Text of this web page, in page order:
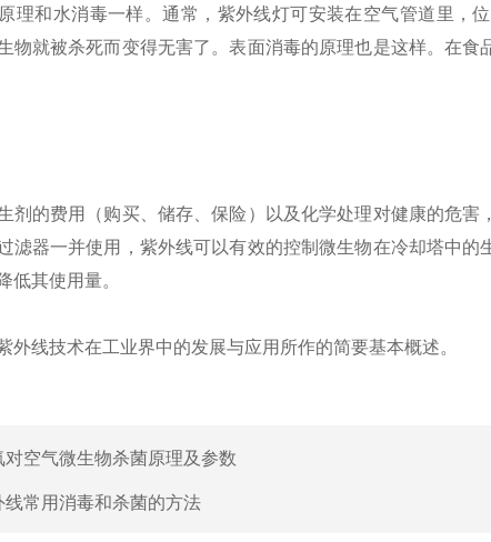
和水消毒一样。通常，紫外线灯可安装在空气管道里，
物就被杀死而变得无害了。表面消毒的原理也是这样。在
的费用（购买、储存、保险）以及化学处理对健康的危害
滤器一并使用，紫外线可以有效的控制微生物在冷却塔中
低其使用量。
线技术在工业界中的发展与应用所作的简要基本概述。
对空气微生物杀菌原理及参数
线常用消毒和杀菌的方法